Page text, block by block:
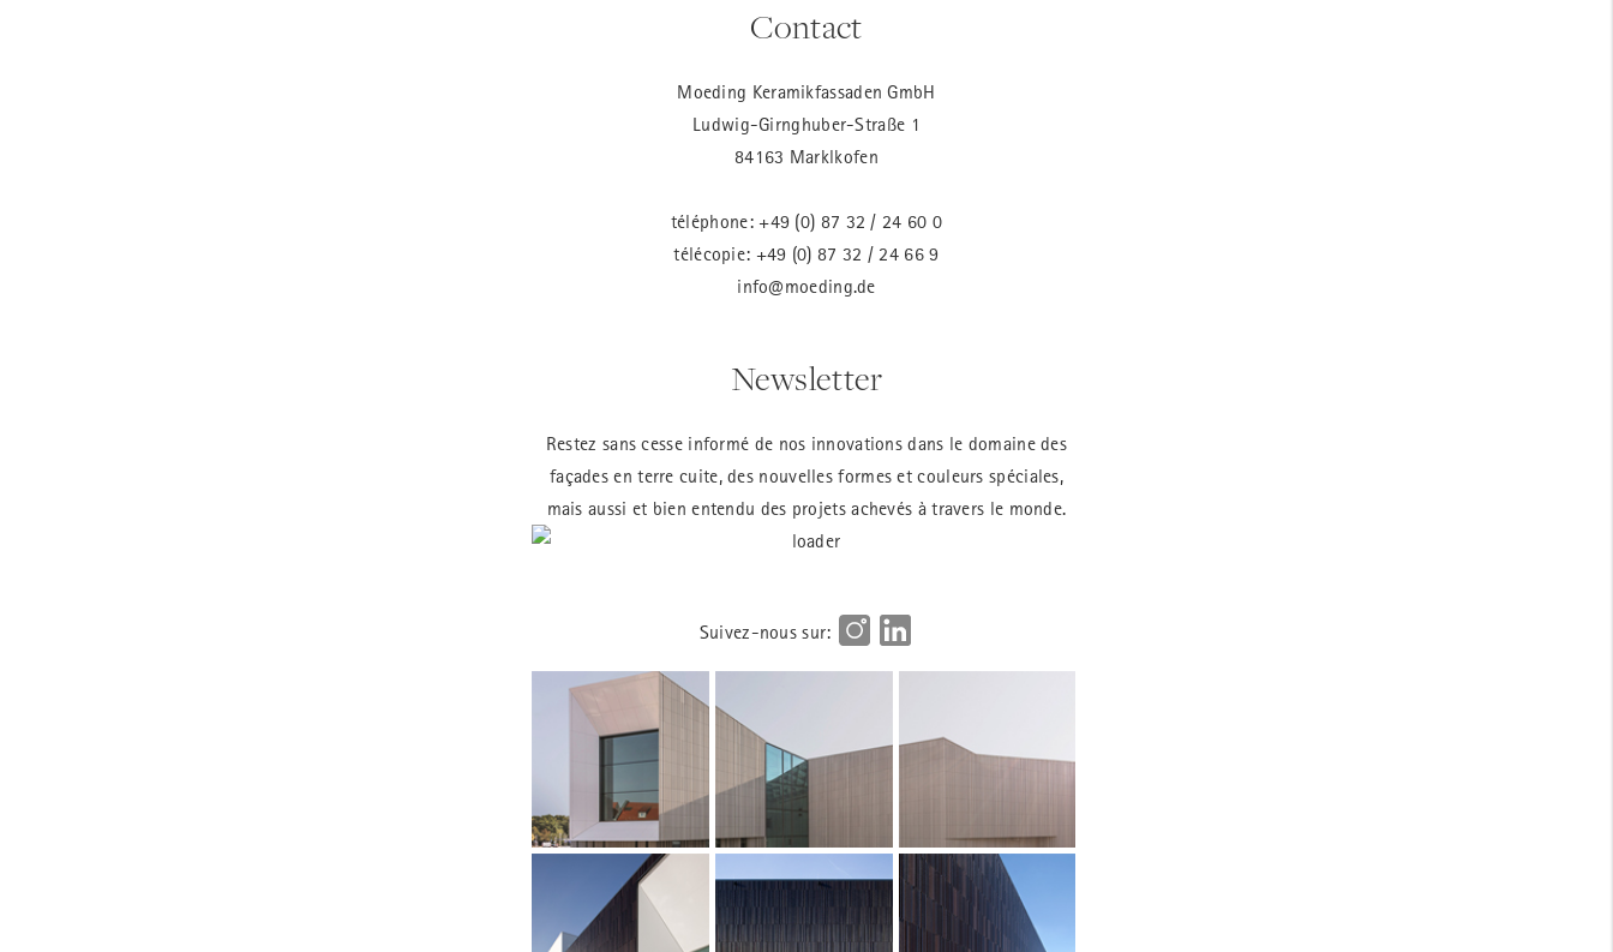
Contact
Moeding Keramikfassaden GmbH
Ludwig-Girnghuber-Straße 1
84163 Marklkofen
téléphone: +49 (0) 87 32 / 24 60 0
télécopie: +49 (0) 87 32 / 24 66 9
info@moeding.de
Newsletter
Restez sans cesse informé de nos innovations dans le domaine des
façades en terre cuite, des nouvelles formes et couleurs spéciales,
mais aussi et bien entendu des projets achevés à travers le monde.
Suivez-nous sur: